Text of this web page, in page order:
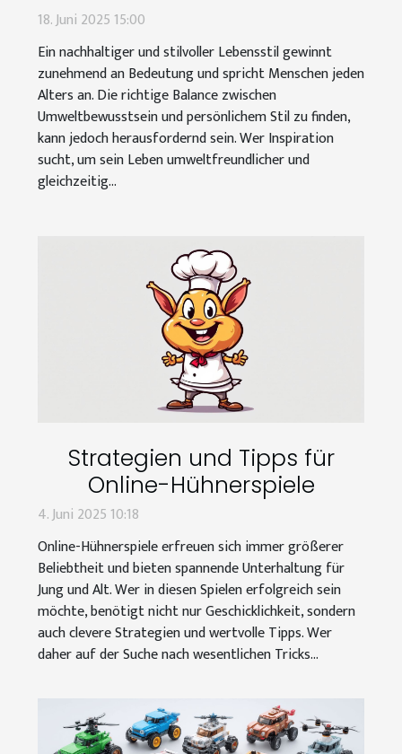
18. Juni 2025 15:00
Ein nachhaltiger und stilvoller Lebensstil gewinnt
zunehmend an Bedeutung und spricht Menschen jeden
Alters an. Die richtige Balance zwischen
Umweltbewusstsein und persönlichem Stil zu finden,
kann jedoch herausfordernd sein. Wer Inspiration
sucht, um sein Leben umweltfreundlicher und
gleichzeitig...
Strategien und Tipps für
Online-Hühnerspiele
4. Juni 2025 10:18
Online-Hühnerspiele erfreuen sich immer größerer
Beliebtheit und bieten spannende Unterhaltung für
Jung und Alt. Wer in diesen Spielen erfolgreich sein
möchte, benötigt nicht nur Geschicklichkeit, sondern
auch clevere Strategien und wertvolle Tipps. Wer
daher auf der Suche nach wesentlichen Tricks...